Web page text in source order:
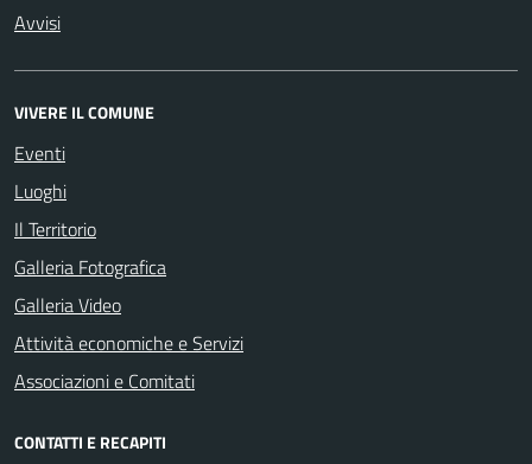
Avvisi
VIVERE IL COMUNE
Eventi
Luoghi
Il Territorio
Galleria Fotografica
Galleria Video
Attività economiche e Servizi
Associazioni e Comitati
CONTATTI E RECAPITI